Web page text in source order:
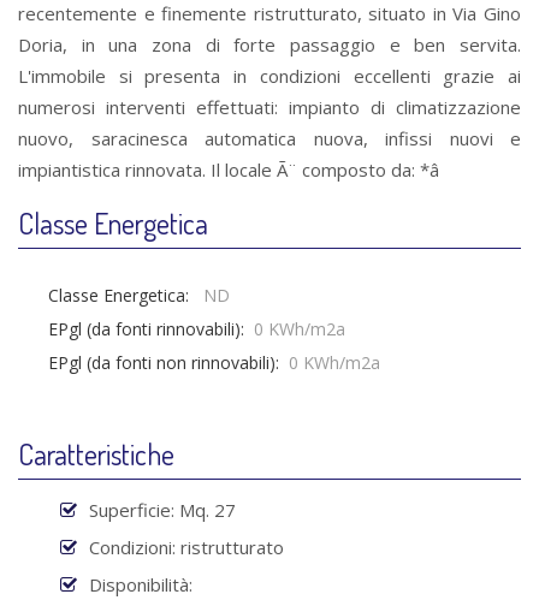
recentemente e finemente ristrutturato, situato in Via Gino
Doria, in una zona di forte passaggio e ben servita.
L'immobile si presenta in condizioni eccellenti grazie ai
numerosi interventi effettuati: impianto di climatizzazione
nuovo, saracinesca automatica nuova, infissi nuovi e
impiantistica rinnovata. Il locale Ã¨ composto da: *â
Classe Energetica
Classe Energetica:
ND
EPgl (da fonti rinnovabili): 0 KWh/m2a
EPgl (da fonti non rinnovabili): 0 KWh/m2a
Caratteristiche
Superficie: Mq. 27
Condizioni: ristrutturato
Disponibilità: